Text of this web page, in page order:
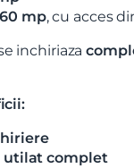
mp, cu acces
inchiriaza
utilat complet